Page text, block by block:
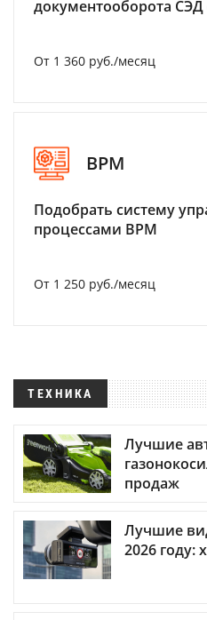
документооборота СЭД
От 1 360 руб./месяц
BPM
Подобрать систему
процессами BPM
От 1 250 руб./месяц
ТЕХНИКА
Лучшие
продаж
Лучшие
2026 году: